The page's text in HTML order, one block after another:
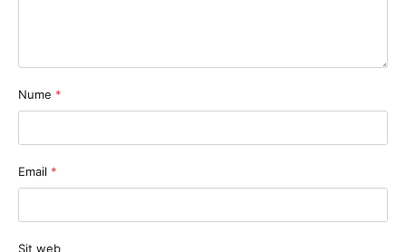
Nume *
Email *
Sit web